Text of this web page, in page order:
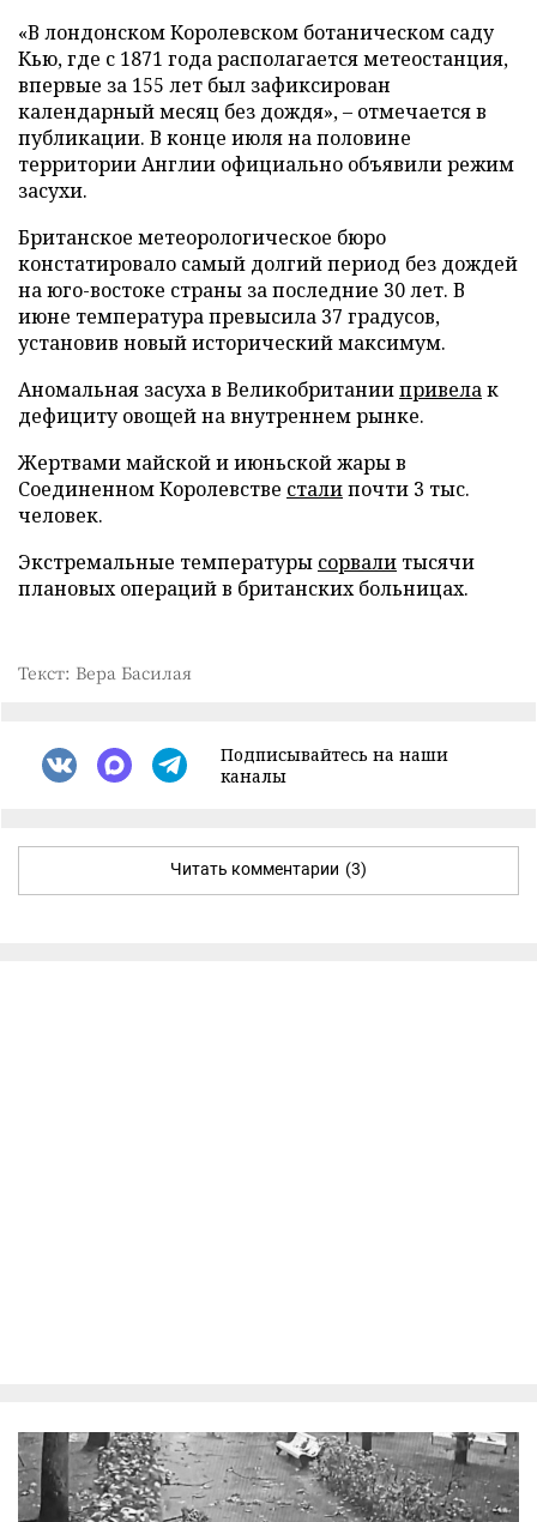
«В лондонском Королевском ботаническом саду
Кью, где с 1871 года располагается метеостанция,
впервые за 155 лет был зафиксирован
календарный месяц без дождя», – отмечается в
публикации. В конце июля на половине
территории Англии официально объявили режим
засухи.
Британское метеорологическое бюро
констатировало самый долгий период без дождей
на юго-востоке страны за последние 30 лет. В
июне температура превысила 37 градусов,
установив новый исторический максимум.
Аномальная засуха в Великобританиипривелак
дефициту овощей на внутреннем рынке.
Жертвами майской и июньской жары в
Соединенном Королевстве сталипочти 3 тыс.
человек.
Экстремальные температуры сорвали тысячи
плановых операций в британских больницах.
Текст: Вера Басилая
Подписывайтесь на наши
каналы
Читать комментарии (3)